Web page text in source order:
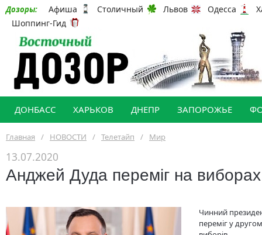
Дозоры: Афиша Столичный Львов Одесса
Шоппинг-Гид
ДОНБАСС ХАРЬКОВ ДНЕПР ЗАПОРОЖЬЕ
Главная / НОВОСТИ / Телетайп / Мир
13.07.2020
Анджей Дуда переміг на
Чинний
переміг у